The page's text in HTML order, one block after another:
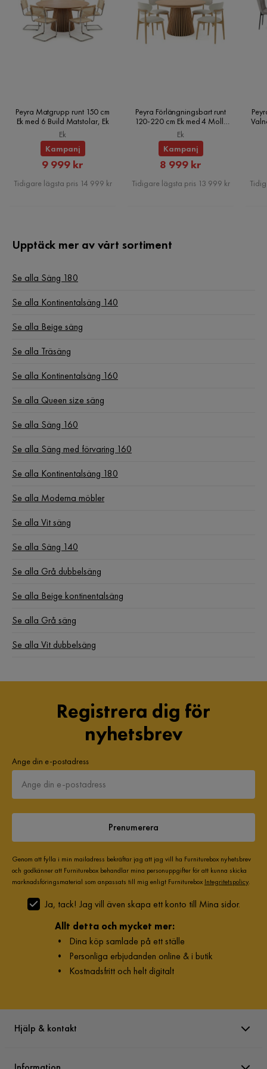
Färgnamn Calmora 18
Modern
Färg ben Svart
Klädsel Calmora 18
Vikt 126 kg
Peyra Matgrupp runt 150 cm
Ek med 6 Build Matstolar, Ek
Ek
Kampanj
Rabatterat
Pris
9 999 kr
Tidigare lägsta pris 14 999 kr
Peyra Förlängningsbart runt
120-220 cm Ek med 4 Molly
Matstolar, Ek
Ek
Kampanj
Rabatterat
Pris
8 999 kr
Tidigare lägsta pris 13 999 kr
Upptäck mer av vårt sortiment
Se alla Säng 180
Se alla Kontinentalsäng 140
Se alla Beige säng
Se alla Träsäng
Se alla Kontinentalsäng 160
Se alla Queen size säng
Se alla Säng 160
Se alla Säng med förvaring 160
Se alla Kontinentalsäng 180
Se alla Moderna möbler
Se alla Vit säng
Se alla Säng 140
Se alla Grå dubbelsäng
Se alla Beige kontinentalsäng
Se alla Grå säng
Se alla Vit dubbelsäng
Registrera dig för
nyhetsbrev
Ange din e-postadress
Prenumerera
Genom att fylla i min mailadress bekräftar jag att jag vill ha Furniturebox nyhetsbrev
och godkänner att Furniturebox behandlar mina personuppgifter för att kunna skicka
marknadsföringsmaterial som anpassats till mig enligt Furniturebox Integritetspolicy.
Ja, tack! Jag vill även skapa ett konto till Mina sidor.
Allt detta och mycket mer:
• Dina köp samlade på ett ställe
• Personliga erbjudanden online & i butik
• Kostnadsfritt och helt digitalt
Hjälp & kontakt